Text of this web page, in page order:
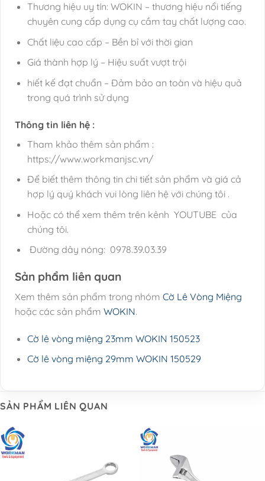
Thương hiệu uy tín: WOKIN – thương hiệu nổi tiếng
chuyên cung cấp dụng cụ cầm tay chất lượng cao.
Chất liệu cao cấp – Bền bỉ với thời gian
Giá thành hợp lý – Hiệu suất vượt trội
hiết kế đạt chuẩn – Đảm bảo an toàn và hiệu quả
trong quá trình sử dụng
Thông tin liên hệ :
Tham khảo thêm sản phẩm :
https://www.workmanjsc.vn/
Để biết thêm thông tin chi tiết sản phẩm và giá cả
hợp lý quý khách vui lòng liên hệ với chúng tôi .
Hoặc có thể xem thêm trên kênh YOUTUBE của
chúng tôi.
Đường dây nóng: 0978.39.03.39
Sản phẩm liên quan
Xem thêm sản phẩm trong nhóm Cờ Lê Vòng Miệng
hoặc các sản phẩm WOKIN.
Cờ lê vòng miệng 23mm WOKIN 150523
Cờ lê vòng miệng 29mm WOKIN 150529
SẢN PHẨM LIÊN QUAN